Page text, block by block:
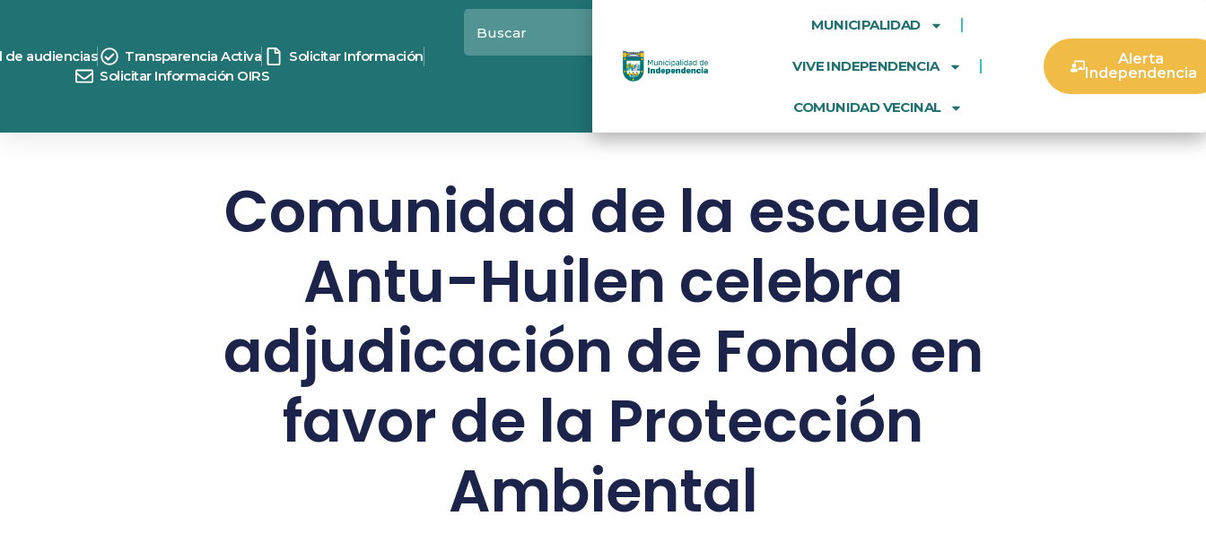
de audiencias Transparencia Activa
Solicitar Información
Solicitar Información OIRS
MUNICIPALIDAD
VIVE INDEPENDENCIA
COMUNIDAD VECINAL
Alerta
Independencia
Comunidad de la escuela
Antu-Huilen celebra
adjudicación de Fondo en
favor de la Protección
Ambiental